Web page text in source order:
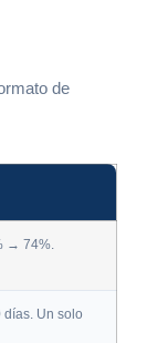
de
→ 74%.
Un solo